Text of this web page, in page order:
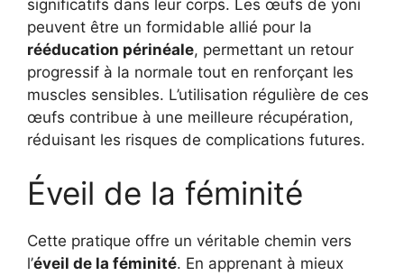
significatifs dans leur corps. Les œufs de yoni
peuvent être un formidable allié pour la
rééducation périnéale, permettant un retour
progressif à la normale tout en renforçant les
muscles sensibles. L’utilisation régulière de ces
œufs contribue à une meilleure récupération,
réduisant les risques de complications futures.
Éveil de la féminité
Cette pratique offre un véritable chemin vers
l’éveil de la féminité. En apprenant à mieux